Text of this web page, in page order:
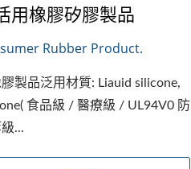
用橡膠矽膠製品
Rubber Product.
製品泛用材質: Liauid silicone,
食品級 / 醫療級 / UL94V0 防
...